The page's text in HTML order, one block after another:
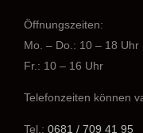
Öffnungszeiten:
Mo. – Do.: 10 – 18 Uhr
Fr.: 10 – 16 Uhr
Telefonzeiten können
Tel.: 0681 / 709 41 95